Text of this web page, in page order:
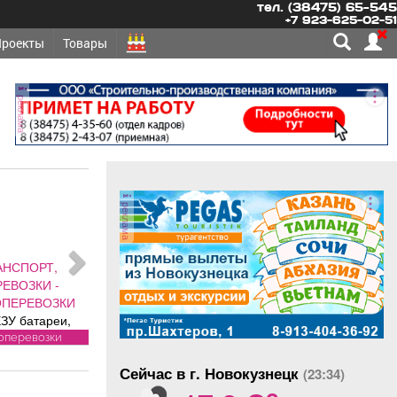
тел. (38475) 65-545
+7 923-625-02-51
Товары
реклама
-
печки,
реклама
Сейчас в г. Новокузнецк (23:34)